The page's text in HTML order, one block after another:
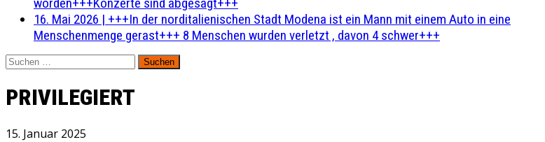
16. Mai 2026 | +++In der norditalienischen Stadt Modena ist ein Mann mit einem Auto in eine
Menschenmenge gerast+++ 8 Menschen wurden verletzt , davon 4 schwer+++
Suchen
nach:
PRIVILEGIERT
15. Januar 2025